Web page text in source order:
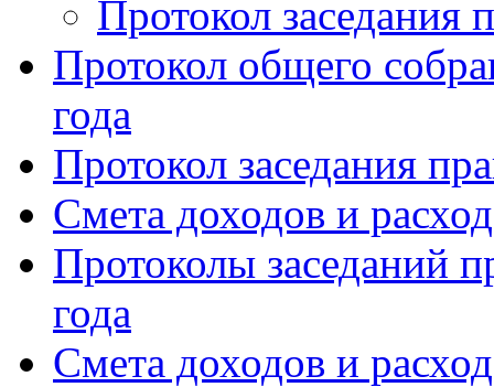
Протокол заседания
Протокол общего
года
Протокол заседания
Смета доходов и
Протоколы заседаний
года
Смета доходов и